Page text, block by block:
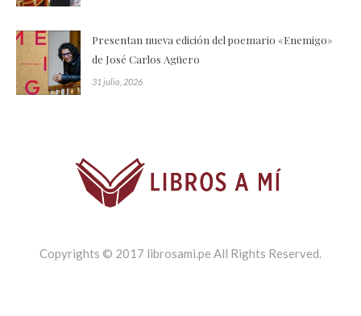
Presentan nueva edición del poemario «Enemigo»
de José Carlos Agüero
31 julio, 2026
Copyrights © 2017 librosami.pe All Rights Reserved.